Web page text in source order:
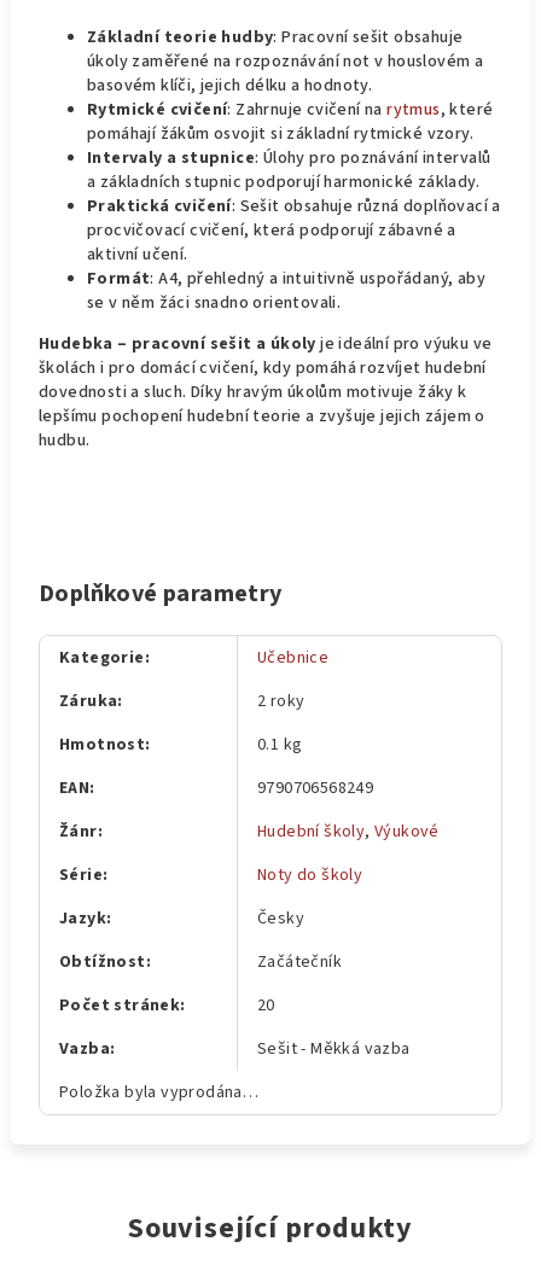
Základní teorie hudby: Pracovní sešit obsahuje
úkoly zaměřené na rozpoznávání not v houslovém a
basovém klíči, jejich délku a hodnoty.
Rytmické cvičení: Zahrnuje cvičení narytmus, které
pomáhají žákům osvojit si základní rytmické vzory.
Intervaly a stupnice: Úlohy pro poznávání intervalů
a základních stupnic podporují harmonické základy.
Praktická cvičení: Sešit obsahuje různá doplňovací a
procvičovací cvičení, která podporují zábavné a
aktivní učení.
Formát: A4, přehledný a intuitivně uspořádaný, aby
se v něm žáci snadno orientovali.
Hudebka – pracovní sešit a úkoly je ideální pro výuku ve
školách i pro domácí cvičení, kdy pomáhá rozvíjet hudební
dovednosti a sluch. Díky hravým úkolům motivuje žáky k
lepšímu pochopení hudební teorie a zvyšuje jejich zájem o
hudbu.
Doplňkové parametry
Kategorie:
Učebnice
Záruka:
2 roky
Hmotnost:
0.1 kg
EAN:
9790706568249
Žánr: Hudební školy,Výukové
Série:
Noty do školy
Jazyk:
Česky
Obtížnost:
Začátečník
Počet stránek:
20
Vazba:
Sešit - Měkká vazba
Položka byla vyprodána…
Související produkty